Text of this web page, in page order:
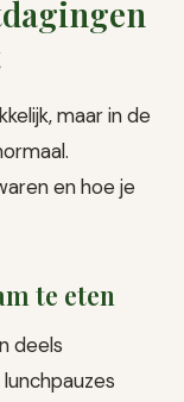
maar in de
en hoe je
te eten
deels
lunchpauzes